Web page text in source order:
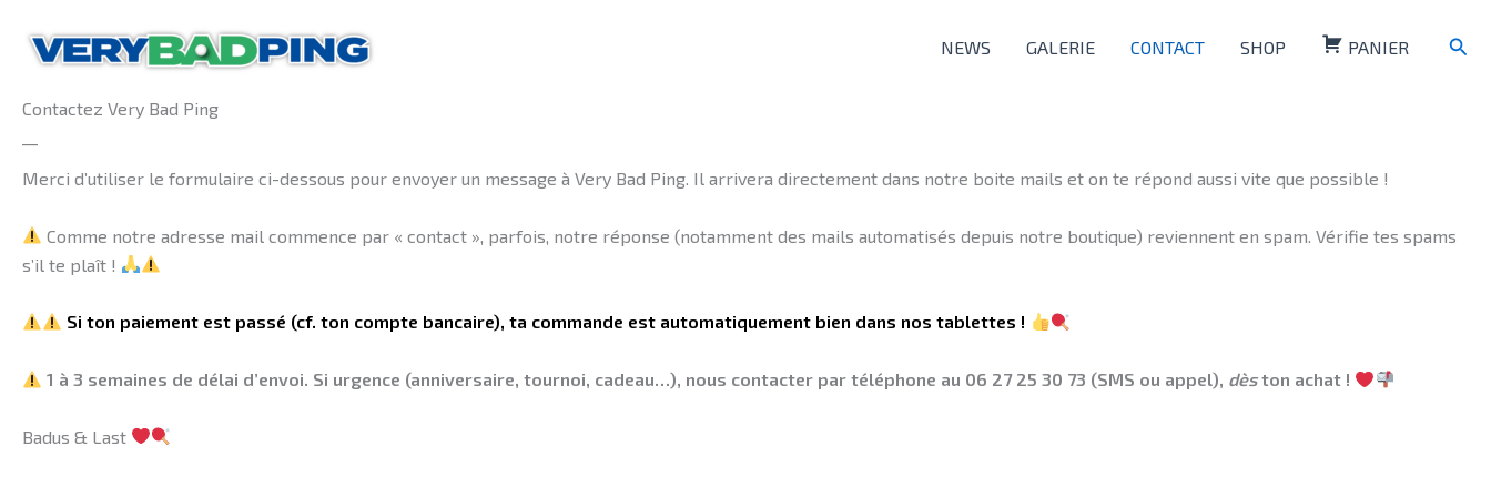
contenu
NEWS GALERIE CONTACT SHOP PANIER
Contactez Very Bad Ping
Merci d’utiliser le formulaire ci-dessous pour envoyer un message à Very Bad Ping. Il arrivera directement dans notre boite mails et on te répond aussi vite que possible !
Comme notre adresse mail commence par « contact », parfois, notre réponse (notamment des mails automatisés depuis notre boutique) reviennent en spam. Vérifie tes spams
s’il te plaît !
Si ton paiement est passé (cf. ton compte bancaire), ta commande est automatiquement bien dans nos tablettes !
1 à 3 semaines de délai d’envoi. Si urgence (anniversaire, tournoi, cadeau…), nous contacter par téléphone au 06 27 25 30 73 (SMS ou appel), dèston achat !
Badus & Last